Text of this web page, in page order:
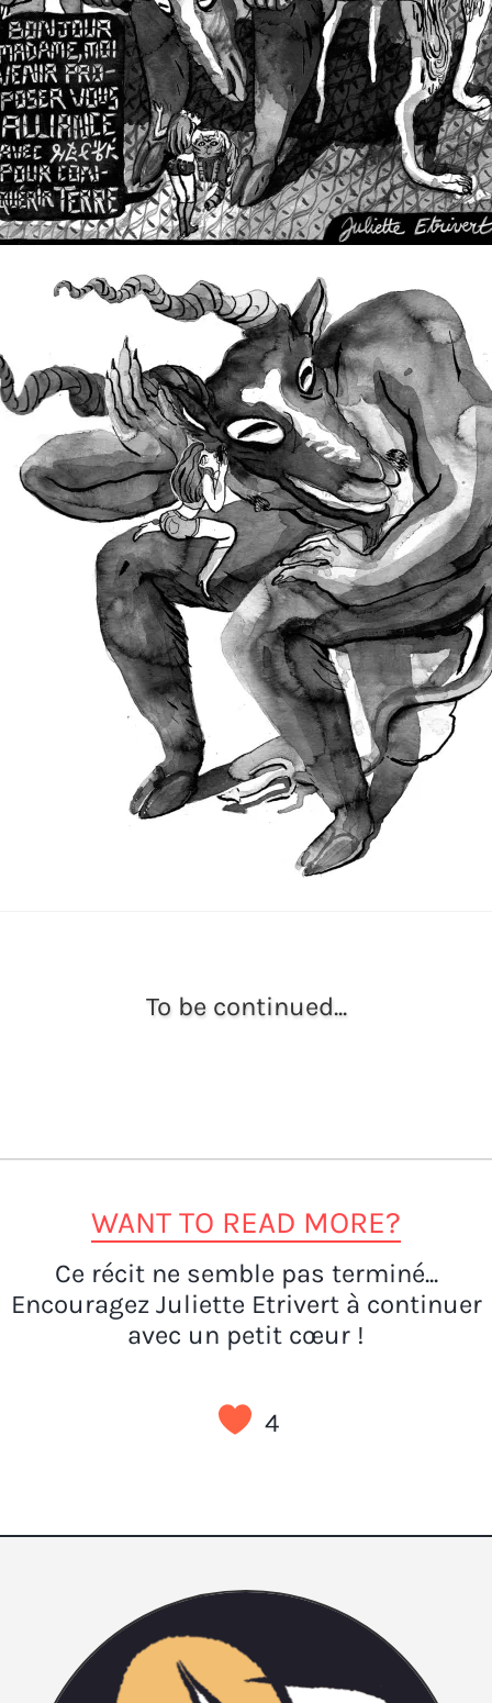
To be continued...
WANT TO READ MORE?
Ce récit ne semble pas terminé...
Encouragez Juliette Etrivert à continuer
avec un petit cœur !
4